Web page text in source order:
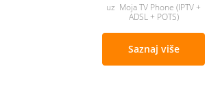
uz Moja TV Phone (IPTV +
ADSL + POTS)
Saznaj više